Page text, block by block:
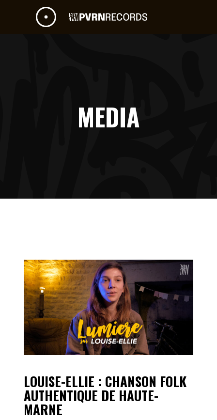
MEDIA
LOUISE-ELLIE : CHANSON FOLK
AUTHENTIQUE DE HAUTE-
MARNE